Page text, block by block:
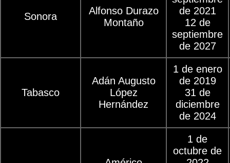
Sonora
Alfonso Durazo
Montaño
de 2021
12 de
septiembre
de 2027
Tabasco
Adán Augusto
López
Hernández
1 de enero
de 2019
31 de
diciembre
de 2024
1 de
octubre de